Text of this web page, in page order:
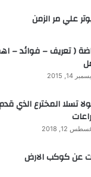
علي مر الزمن
( تعريف – فوائد –
14, 2015
12, 2018
عن كوكب الارض